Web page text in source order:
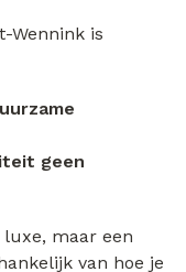
Wennink is
geen
luxe, maar een
van hoe je